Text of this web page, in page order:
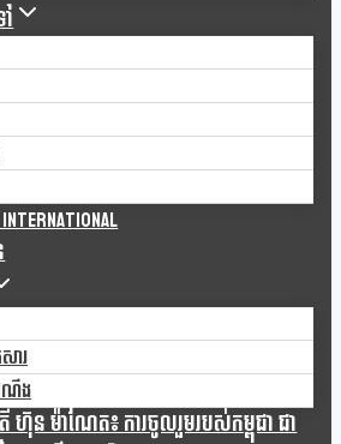
international
ារ
ណឹង
ហ៊ុន ម៉ាណែត៖ ការចូលរួមរបស់កម្ពុជា ជា